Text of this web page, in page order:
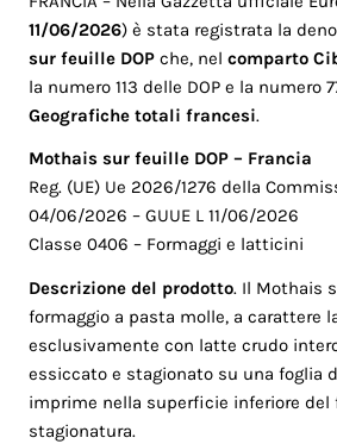
11/06/2026) è stata registrata la
sur feuille DOP che, nelcomparto
la numero 113 delle DOP e la numero
Geografiche totali francesi.
Mothais sur feuille DOP – Francia
Reg. (UE) Ue 2026/1276 della
04/06/2026 – GUUE L 11/06/2026
Classe 0406 – Formaggi e latticini
Descrizione del prodotto. Il Mothais
formaggio a pasta molle, a carattere
esclusivamente con latte crudo
essiccato e stagionato su una foglia
imprime nella superficie inferiore del
stagionatura.